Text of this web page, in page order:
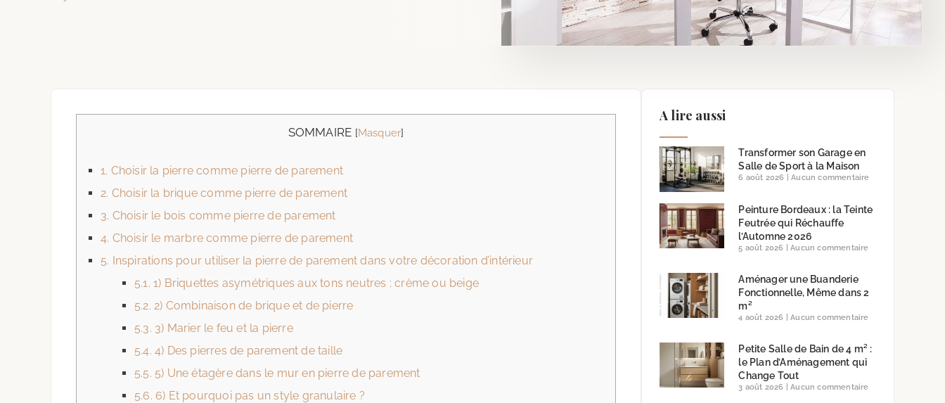
SOMMAIRE [Masquer]
1. Choisir la pierre comme pierre de parement
2. Choisir la brique comme pierre de parement
3. Choisir le bois comme pierre de parement
4. Choisir le marbre comme pierre de parement
5. Inspirations pour utiliser la pierre de parement dans votre décoration d’intérieur
5.1. 1) Briquettes asymétriques aux tons neutres : crème ou beige
5.2. 2) Combinaison de brique et de pierre
5.3. 3) Marier le feu et la pierre
5.4. 4) Des pierres de parement de taille
5.5. 5) Une étagère dans le mur en pierre de parement
5.6. 6) Et pourquoi pas un style granulaire ?
A lire aussi
Transformer son Garage en
Salle de Sport à la Maison
6 août 2026 Aucun commentaire
Peinture Bordeaux : la Teinte
Feutrée qui Réchauffe
l’Automne 2026
5 août 2026 Aucun commentaire
Aménager une Buanderie
Fonctionnelle, Même dans 2
m²
4 août 2026 Aucun commentaire
Petite Salle de Bain de 4 m² :
le Plan d’Aménagement qui
Change Tout
3 août 2026 Aucun commentaire